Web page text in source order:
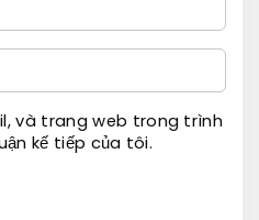
và trang web trong trình
kế tiếp của tôi.